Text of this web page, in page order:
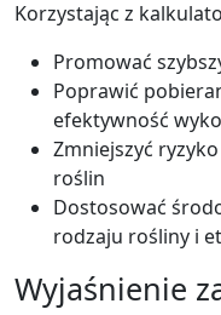
Korzystając z
Promować
Poprawić
efektywność
Zmniejszyć
roślin
Dostosować
rodzaju rośliny i
Wyjaśnienie